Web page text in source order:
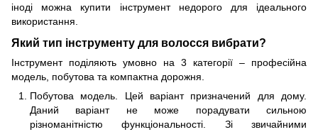
іноді можна купити інструмент недорого для ідеального
використання.
Який тип інструменту для волосся вибрати?
Інструмент поділяють умовно на 3 категорії – професійна
модель, побутова та компактна дорожня.
Побутова модель. Цей варіант призначений для дому.
Даний варіант не може порадувати сильною
різноманітністю функціональності. Зі звичайними